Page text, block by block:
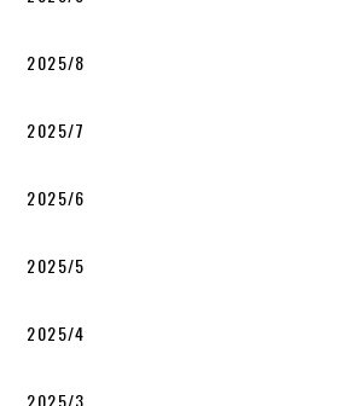
2025/8
2025/7
2025/6
2025/5
2025/4
2025/3